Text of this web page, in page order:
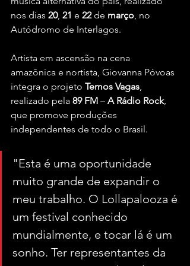
nos dias 20, 21 e 22 de março, no
Autódromo de Interlagos.
Artista em ascensão na cena
amazônica e nortista, Giovanna Póvoas
integra o projeto Temos Vagas,
realizado pela 89 FM – A Rádio Rock,
que promove produções
independentes de todo o Brasil.
"Esta é uma oportunidade
muito grande de expandir o
meu trabalho. O Lollapalooza é
um festival conhecido
mundialmente, e tocar lá é um
sonho. Ter representantes da